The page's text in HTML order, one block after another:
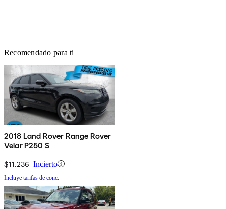
Recomendado para ti
2018 Land Rover Range Rover
Velar P250 S
$11,236 Incierto
Incluye tarifas de conc.